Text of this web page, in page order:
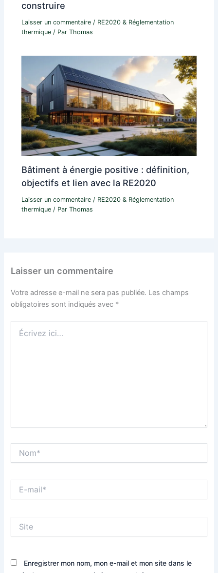
construire
Laisser un commentaire / RE2020 & Réglementation
thermique / ParThomas
Bâtiment à énergie positive : définition,
objectifs et lien avec la RE2020
Laisser un commentaire / RE2020 & Réglementation
thermique / ParThomas
Laisser un commentaire
Votre adresse e-mail ne sera pas publiée. Les champs
obligatoires sont indiqués avec *
ici…
mail*
Enregistrer mon nom, mon e-mail et mon site dans le